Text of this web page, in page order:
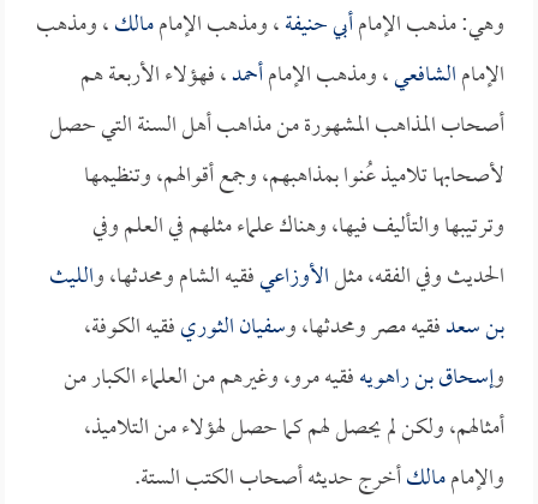
وهي: مذهب الإمامأبي حنيفة، ومذهب الإماممالك، ومذهب
الإمامالشافعي، ومذهب الإمامأحمد، فهؤلاء الأربعة هم
أصحاب المذاهب المشهورة من مذاهب أهل السنة التي حصل
لأصحابها تلاميذ عُنوا بمذاهبهم، وجمع أقوالهم، وتنظيمها
وترتيبها والتأليف فيها، وهناك علماء مثلهم في العلم وفي
الحديث وفي الفقه، مثلالأوزاعيفقيه الشام ومحدثها، والليث
بن سعدفقيه مصر ومحدثها، وسفيان الثوريفقيه الكوفة،
وإسحاق بن راهويهفقيه مرو، وغيرهم من العلماء الكبار من
أمثالهم، ولكن لم يحصل لهم كما حصل لهؤلاء من التلاميذ،
والإماممالكأخرج حديثه أصحاب الكتب الستة.